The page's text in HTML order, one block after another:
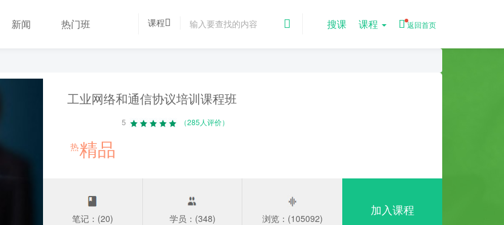
新闻 热门班 搜课 课程 返回首页
课程
工业网络和通信协议培训课程班
5 （285人评价）
热精品
笔记：(20) 学员：(348) 浏览：(105092)
加入课程